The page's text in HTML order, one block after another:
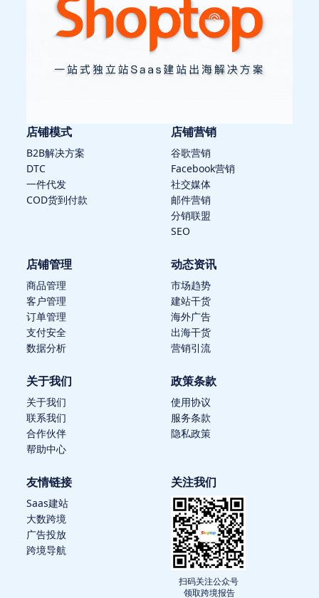
店铺模式
B2B解决方案
DTC
一件代发
COD货到付款
店铺营销
谷歌营销
Facebook营销
社交媒体
邮件营销
分销联盟
SEO
店铺管理
商品管理
客户管理
订单管理
支付安全
数据分析
动态资讯
市场趋势
建站干货
海外广告
出海干货
营销引流
关于我们
关于我们
联系我们
合作伙伴
帮助中心
政策条款
使用协议
服务条款
隐私政策
友情链接
Saas建站
大数跨境
广告投放
跨境导航
关注我们
扫码关注公众号
领取跨境报告